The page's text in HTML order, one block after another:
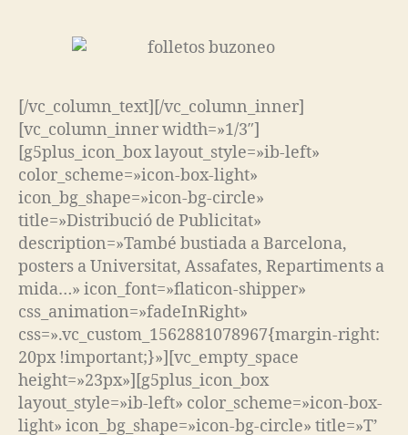
[/vc_column_text][/vc_column_inner]
[vc_column_inner width=»1/3″]
[g5plus_icon_box layout_style=»ib-left»
color_scheme=»icon-box-light»
icon_bg_shape=»icon-bg-circle»
title=»Distribució de Publicitat»
description=»També bustiada a Barcelona,
posters a Universitat, Assafates, Repartiments a
mida…» icon_font=»flaticon-shipper»
css_animation=»fadeInRight»
css=».vc_custom_1562881078967{margin-right:
20px !important;}»][vc_empty_space
height=»23px»][g5plus_icon_box
layout_style=»ib-left» color_scheme=»icon-box-
light» icon_bg_shape=»icon-bg-circle» title=»T’